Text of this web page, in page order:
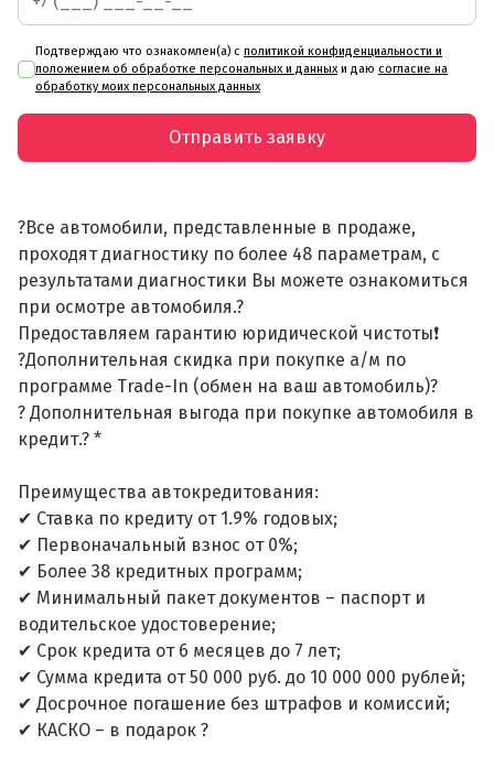
Подтверждаю что ознакомлен(а) с политикой конфиденциальности и
положением об обработке персональных и данных и даю согласие на
обработку моих персональных данных
Отправить заявку
?Все автомобили, представленные в продаже,
проходят диагностику по более 48 параметрам, с
результатами диагностики Вы можете ознакомиться
при осмотре автомобиля.?
Предоставляем гарантию юридической чистоты❗
?Дополнительная скидка при покупке а/м по
программе Trade-In (обмен на ваш автомобиль)?
? Дополнительная выгода при покупке автомобиля в
кредит.? *
Преимущества автокредитования:
✔ Ставка по кредиту от 1.9% годовых;
✔ Первоначальный взнос от 0%;
✔ Более 38 кредитных программ;
✔ Минимальный пакет документов – паспорт и
водительское удостоверение;
✔ Срок кредита от 6 месяцев до 7 лет;
✔ Сумма кредита от 50 000 руб. до 10 000 000 рублей;
✔ Досрочное погашение без штрафов и комиссий;
✔ КАСКО – в подарок ?